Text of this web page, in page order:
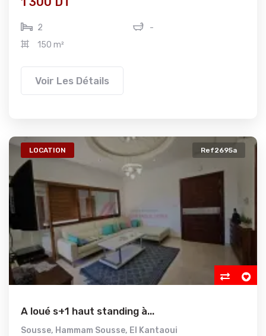
2
-
150 m²
Voir Les Détails
LOCATION Ref2695a
A loué s+1 haut standing à...
Sousse, Hammam Sousse, El Kantaoui